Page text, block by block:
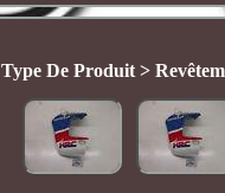
Type De Produit >